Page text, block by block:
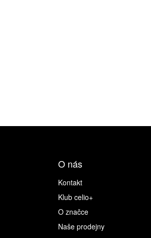
O nás
Kontakt
Klub celio+
O značce
Naše prodejny